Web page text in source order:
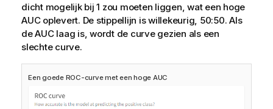
dicht mogelijk bij 1 zou moeten liggen, wat een hoge
AUC oplevert. De stippellijn is willekeurig, 50:50. Als
de AUC laag is, wordt de curve gezien als een
slechte curve.
Een goede ROC-curve met een hoge AUC